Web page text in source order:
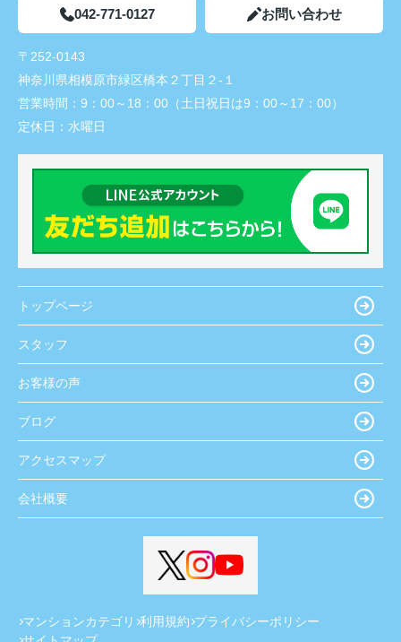
042-771-0127 お問い合わせ
〒252-0143
神奈川県相模原市緑区橋本２丁目２-１
営業時間： 9：00～18：00（土日祝日は9：00～17：00）
定休日： 水曜日
トップページ
スタッフ
お客様の声
ブログ
アクセスマップ
会社概要
マンションカテゴリ 利用規約 プライバシーポリシー